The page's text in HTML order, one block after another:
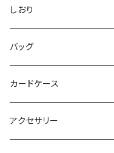
メガネ・ペンケース
タペストリー
クッション
コースター
しおり
バッグ
クラッチバック
トートバッグ
カードケース
アクセサリー